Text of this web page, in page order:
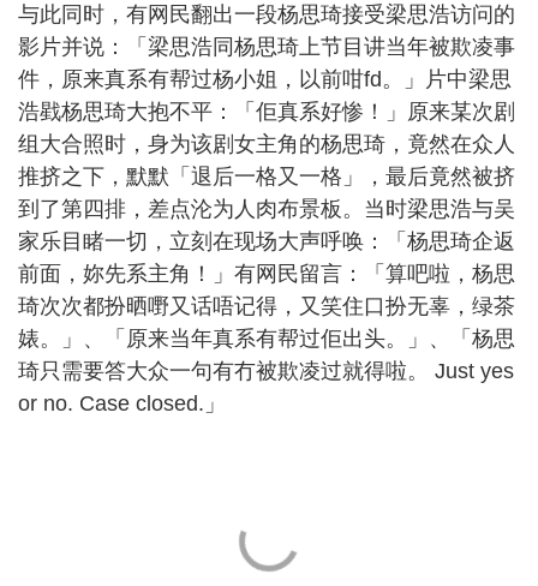
与此同时，有网民翻出一段杨思琦接受梁思浩访问的
影片并说：「梁思浩同杨思琦上节目讲当年被欺凌事
件，原来真系有帮过杨小姐，以前咁fd。」片中梁思
浩戥杨思琦大抱不平：「佢真系好惨！」原来某次剧
组大合照时，身为该剧女主角的杨思琦，竟然在众人
推挤之下，默默「退后一格又一格」，最后竟然被挤
到了第四排，差点沦为人肉布景板。当时梁思浩与吴
家乐目睹一切，立刻在现场大声呼唤：「杨思琦企返
前面，妳先系主角！」有网民留言：「算吧啦，杨思
琦次次都扮晒嘢又话唔记得，又笑住口扮无辜，绿茶
婊。」、「原来当年真系有帮过佢出头。」、「杨思
琦只需要答大众一句有冇被欺凌过就得啦。 Just yes
or no. Case closed.」